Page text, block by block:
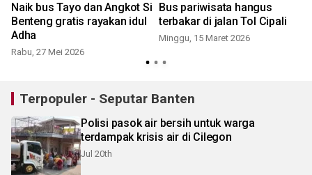
Naik bus Tayo dan Angkot Si
Benteng gratis rayakan idul
Adha
Rabu, 27 Mei 2026
Bus pariwisata hangus
terbakar di jalan Tol Cipali
Minggu, 15 Maret 2026
Terpopuler - Seputar Banten
Polisi pasok air bersih untuk warga
terdampak krisis air di Cilegon
Jul 20th